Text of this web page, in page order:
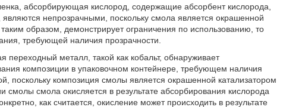
абсорбирующая кислород, содержащие абсорбент кислорода,
непрозрачными, поскольку смола является окрашенной
образом, демонстрирует ограничения по использованию, то
требующей наличия прозрачности.
металл, такой как кобальт, обнаруживает
композиции в упаковочном контейнере, требующем наличия
поскольку композиция смолы является окрашенной катализатором
смолы смола окисляется в результате абсорбирования кислорода
как считается, окисление может происходить в результате